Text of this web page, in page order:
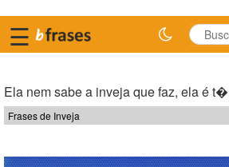
☰
Ela nem sabe a inveja que faz, ela é
Frases de Inveja